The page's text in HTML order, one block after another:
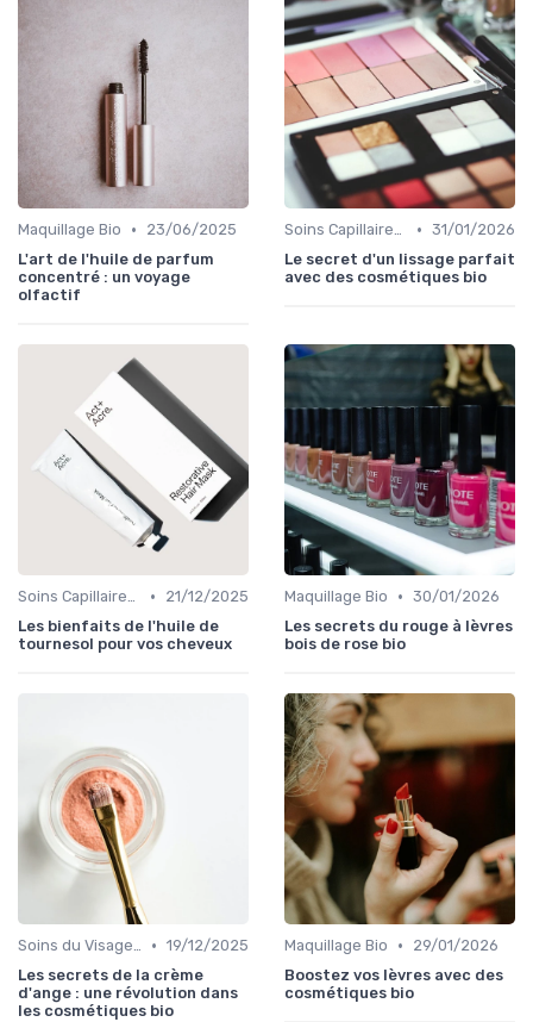
Maquillage Bio •
23/06/2025
L'art de l'huile de parfum
concentré : un voyage
olfactif
Soins Capillaires Bio • 31/01/2026
Le secret d'un lissage parfait
avec des cosmétiques bio
Soins Capillaires Bio •
21/12/2025
Les bienfaits de l'huile de
tournesol pour vos cheveux
Maquillage Bio • 30/01/2026
Les secrets du rouge à lèvres
bois de rose bio
Soins du Visage Bio • 19/12/2025
Les secrets de la crème
d'ange : une révolution dans
les cosmétiques bio
Maquillage Bio •
29/01/2026
Boostez vos lèvres avec des
cosmétiques bio